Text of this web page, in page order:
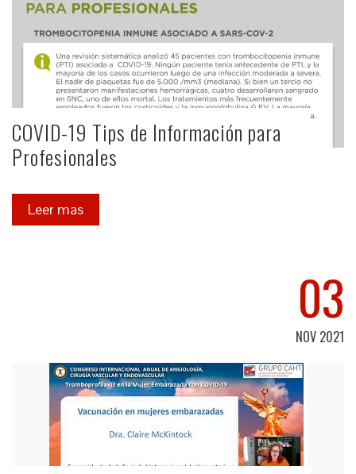
COVID-19 Tips de Información para
Profesionales
Leer mas
03
NOV 2021